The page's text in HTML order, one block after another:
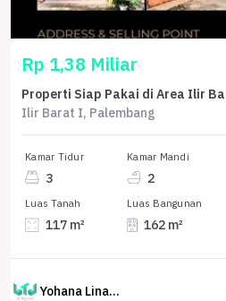
Rp 1,38 Miliar
Ilir Barat I, Palembang
Kamar Tidur
3
Kamar Mandi
2
Luas Tanah
117 m²
Luas Bangunan
162 m²
Yohana Linawati Sutanto